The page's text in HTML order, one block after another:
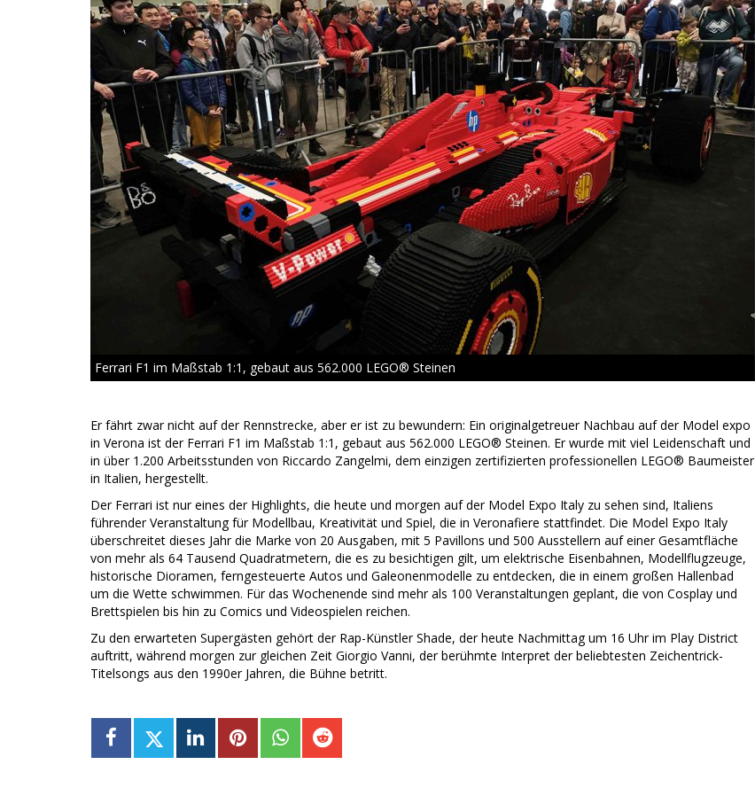
Ferrari F1 im Maßstab 1:1, gebaut aus 562.000 LEGO® Steinen
Er fährt zwar nicht auf der Rennstrecke, aber er ist zu bewundern: Ein originalgetreuer Nachbau auf der Model expo
in Verona ist der Ferrari F1 im Maßstab 1:1, gebaut aus 562.000 LEGO® Steinen. Er wurde mit viel Leidenschaft und
in über 1.200 Arbeitsstunden von Riccardo Zangelmi, dem einzigen zertifizierten professionellen LEGO® Baumeister
in Italien, hergestellt.
Der Ferrari ist nur eines der Highlights, die heute und morgen auf der Model Expo Italy zu sehen sind, Italiens
führender Veranstaltung für Modellbau, Kreativität und Spiel, die in Veronafiere stattfindet. Die Model Expo Italy
überschreitet dieses Jahr die Marke von 20 Ausgaben, mit 5 Pavillons und 500 Ausstellern auf einer Gesamtfläche
von mehr als 64 Tausend Quadratmetern, die es zu besichtigen gilt, um elektrische Eisenbahnen, Modellflugzeuge,
historische Dioramen, ferngesteuerte Autos und Galeonenmodelle zu entdecken, die in einem großen Hallenbad
um die Wette schwimmen. Für das Wochenende sind mehr als 100 Veranstaltungen geplant, die von Cosplay und
Brettspielen bis hin zu Comics und Videospielen reichen.
Zu den erwarteten Supergästen gehört der Rap-Künstler Shade, der heute Nachmittag um 16 Uhr im Play District
auftritt, während morgen zur gleichen Zeit Giorgio Vanni, der berühmte Interpret der beliebtesten Zeichentrick-
Titelsongs aus den 1990er Jahren, die Bühne betritt.